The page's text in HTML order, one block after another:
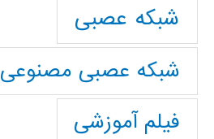
شبکه عصبی
شبکه عصبی مصنوعی
فیلم آموزشی